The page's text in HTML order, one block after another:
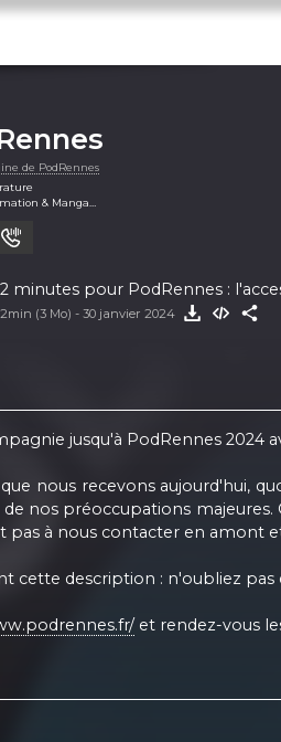
de PodRennes
& Manga
vidéos
> Documentaire
2 minutes pour PodRennes :
2min (3 Mo) - 30 janvier 2024
jusqu'à PodRennes 2024
nous recevons aujourd'hui,
nos préoccupations
pas à nous contacter en amont
cette description : n'oubliez
et rendez-vous